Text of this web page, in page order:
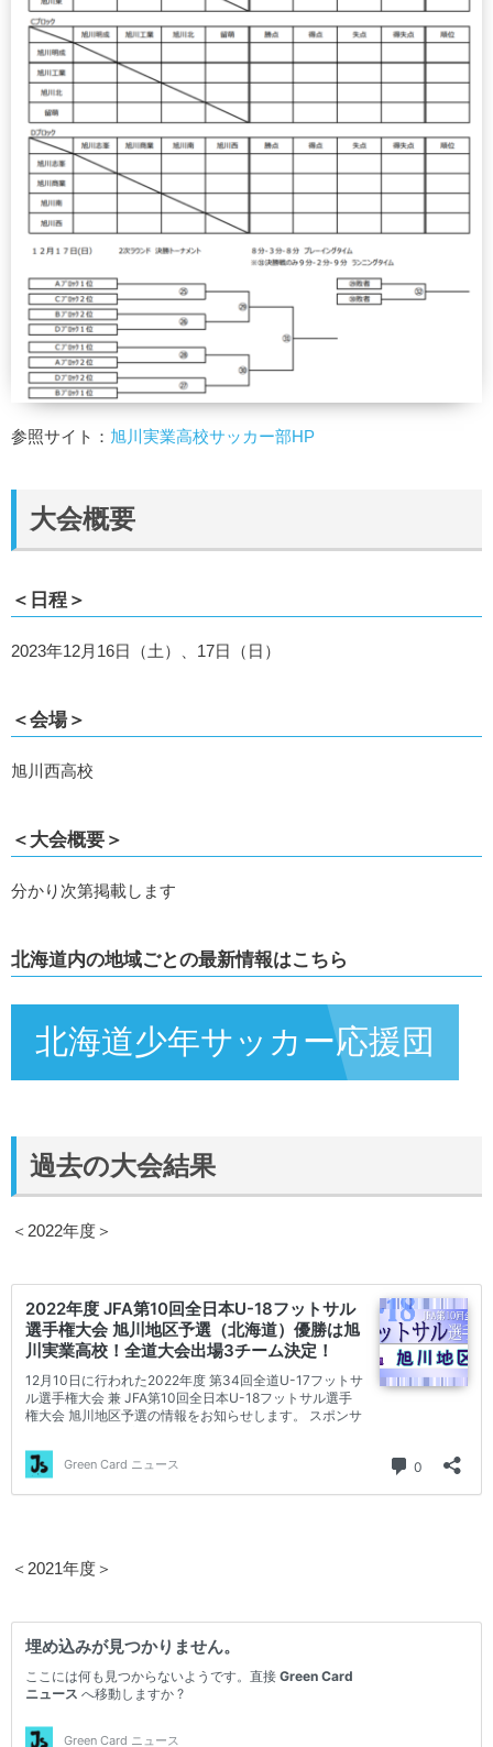
参照サイト： 旭川実業高校サッカー部HP
大会概要
＜日程＞
2023年12月16日（土）、17日（日）
＜会場＞
旭川西高校
＜大会概要＞
分かり次第掲載します
北海道内の地域ごとの最新情報はこちら
北海道少年サッカー応援団
過去の大会結果
＜2022年度＞
＜2021年度＞